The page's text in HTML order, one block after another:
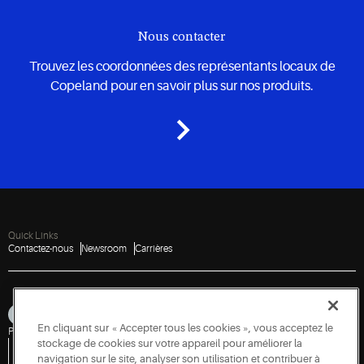
Nous contacter
Trouvez les coordonnées des représentants locaux de
Copeland pour en savoir plus sur nos produits.
Quick Links
Contactez-nous
Newsroom Carrières
Plan du site Confidentialité Conditions Cookies
Accessibilité
Politique de divulgation des vulnérabilités
Signaler une vulnérabilité
Demande d'accès à l'information gouvernementale
En cliquant sur « Accepter tous les cookies », vous acceptez le
stockage de cookies sur votre appareil pour améliorer la
navigation sur le site, analyser son utilisation et contribuer à